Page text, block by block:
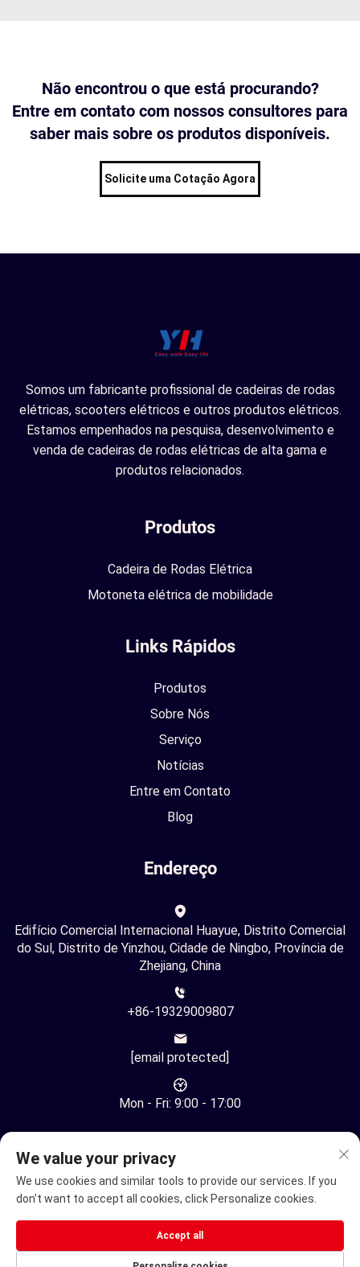
Não encontrou o que está procurando?
Entre em contato com nossos consultores para
saber mais sobre os produtos disponíveis.
Solicite uma Cotação Agora
Somos um fabricante profissional de cadeiras de rodas
elétricas, scooters elétricos e outros produtos elétricos.
Estamos empenhados na pesquisa, desenvolvimento e
venda de cadeiras de rodas elétricas de alta gama e
produtos relacionados.
Produtos
Cadeira de Rodas Elétrica
Motoneta elétrica de mobilidade
Links Rápidos
Produtos
Sobre Nós
Serviço
Notícias
Entre em Contato
Blog
Endereço
Edifício Comercial Internacional Huayue, Distrito Comercial
do Sul, Distrito de Yinzhou, Cidade de Ningbo, Província de
Zhejiang, China
+86-19329009807
[email protected]
Mon - Fri: 9:00 - 17:00
Co., Ltd. Todos os Direitos Reservados -
Privacidade
We value your privacy
We use cookies and similar tools to provide our services. If you
don't want to accept all cookies, click Personalize cookies.
Accept all